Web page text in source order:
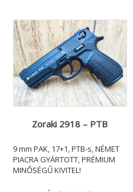
Zoraki 2918 – PTB
9 mm PAK, 17+1, PTB-s, NÉMET
PIACRA GYÁRTOTT, PRÉMIUM
MINŐSÉGŰ KIVITEL!